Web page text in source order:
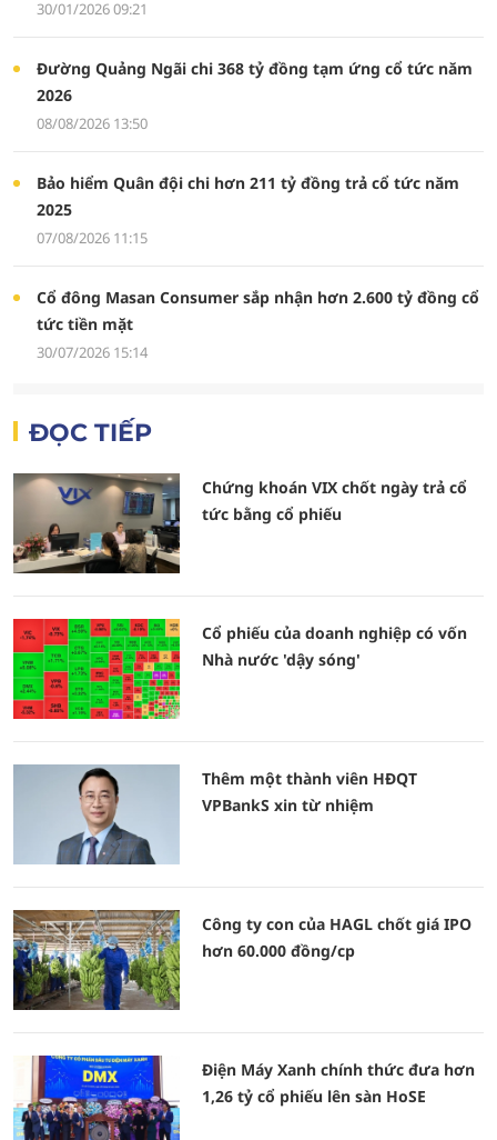
30/01/2026 09:21
Đường Quảng Ngãi chi 368 tỷ đồng tạm ứng cổ tức năm
2026
08/08/2026 13:50
Bảo hiểm Quân đội chi hơn 211 tỷ đồng trả cổ tức năm
2025
07/08/2026 11:15
Cổ đông Masan Consumer sắp nhận hơn 2.600 tỷ đồng cổ
tức tiền mặt
30/07/2026 15:14
ĐỌC TIẾP
Chứng khoán VIX chốt ngày trả cổ
tức bằng cổ phiếu
Cổ phiếu của doanh nghiệp có vốn
Nhà nước 'dậy sóng'
Thêm một thành viên HĐQT
VPBankS xin từ nhiệm
Công ty con của HAGL chốt giá IPO
hơn 60.000 đồng/cp
Điện Máy Xanh chính thức đưa hơn
1,26 tỷ cổ phiếu lên sàn HoSE